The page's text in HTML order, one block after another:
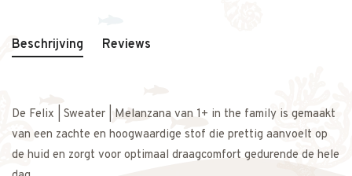
Beschrijving Reviews
De Felix | Sweater | Melanzana van 1+ in the family is gemaakt
van een zachte en hoogwaardige stof die prettig aanvoelt op
de huid en zorgt voor optimaal draagcomfort gedurende de hele